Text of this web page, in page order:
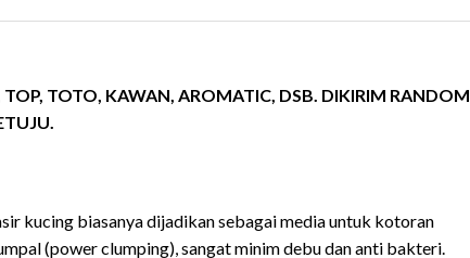
TOTO, KAWAN, AROMATIC, DSB. DIKIRIM RANDOM
kucing biasanya dijadikan sebagai media untuk kotoran
(power clumping), sangat minim debu dan anti bakteri.